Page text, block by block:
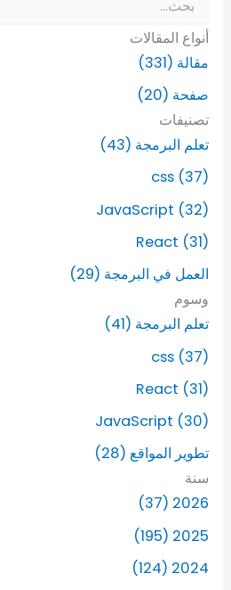
ب
ح
ع
:
أنواع المقالات
مقالة (331)
صفحة (20)
تصنيفات
تعلم البرمجة (43)
css (37)
JavaScript (32)
React (31)
العمل في البرمجة (29)
وسوم
تعلم البرمجة (41)
css (37)
React (31)
JavaScript (30)
تطوير المواقع (28)
سنة
2026 (37)
2025 (195)
2024 (124)